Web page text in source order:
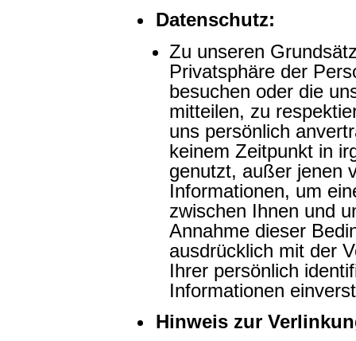
Datenschutz:
Zu unseren
Privatsphäre der
besuchen oder die
mitteilen, zu
uns persönlich
keinem Zeitpunkt in
genutzt, außer jenen
Informationen, um
zwischen Ihnen und
Annahme dieser
ausdrücklich mit der
Ihrer persönlich
Informationen
Hinweis zur